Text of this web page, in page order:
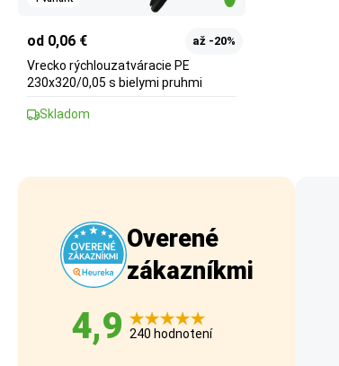
od 0,06 € až -20%
Vrecko rýchlouzatváracie PE
230x320/0,05 s bielymi pruhmi
Skladom
Overené
zákazníkmi
4,9 240 hodnotení